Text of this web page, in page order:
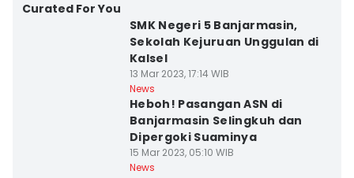
Curated For You
SMK Negeri 5 Banjarmasin,
Sekolah Kejuruan Unggulan di
Kalsel
13 Mar 2023, 17:14 WIB
News
Heboh! Pasangan ASN di
Banjarmasin Selingkuh dan
Dipergoki Suaminya
15 Mar 2023, 05:10 WIB
News